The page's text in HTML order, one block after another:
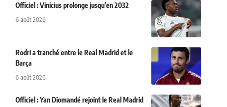
Officiel : Vinicius prolonge jusqu'en 2032
6 août 2026
Rodri a tranché entre le Real Madrid et le
Barça
6 août 2026
Officiel : Yan Diomandé rejoint le Real Madrid